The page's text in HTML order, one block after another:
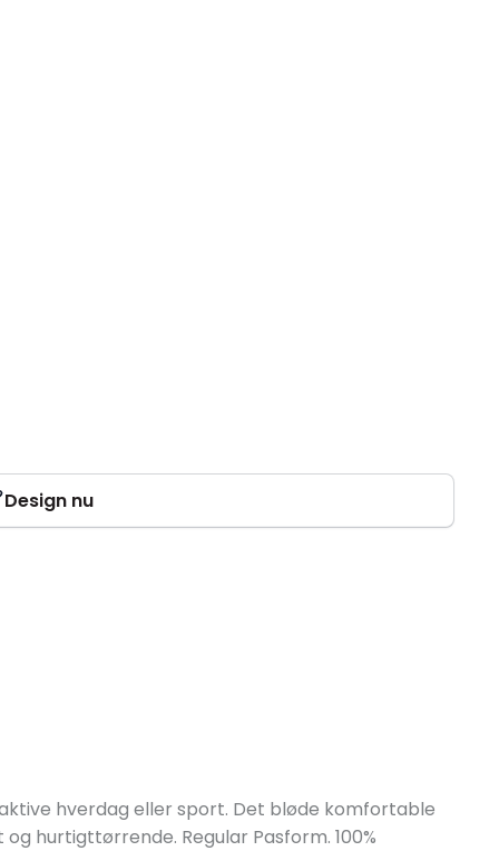
Design nu
hverdag eller sport. Det bløde komfortable
hurtigttørrende. Regular Pasform. 100%